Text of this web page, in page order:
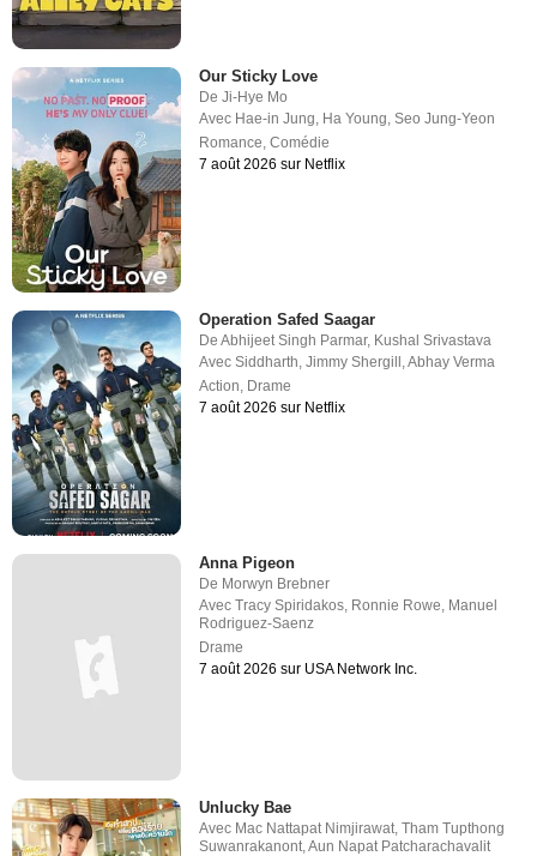
Our Sticky Love
DeJi-Hye Mo
Avec Hae-in Jung Ha Young ,Seo Jung-Yeon
Romance ,Comédie
7 août 2026 sur Netflix
Operation Safed Saagar
DeAbhijeet Singh Parmar, Kushal Srivastava
AvecSiddharth,Jimmy Shergill ,Abhay Verma
Action, Drame
7 août 2026 sur Netflix
Anna Pigeon
De Morwyn Brebner
AvecTracy Spiridakos, Ronnie Rowe, Manuel
Rodriguez-Saenz
Drame
7 août 2026 sur USA Network Inc.
Unlucky Bae
Avec Mac Nattapat Nimjirawat ,Tham Tupthong
Suwanrakanont ,Aun Napat Patcharachavalit